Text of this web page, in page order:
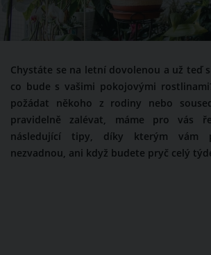
Chystáte se na letní dovolenou a už teď
co bude s vašimi pokojovými
požádat někoho z rodiny nebo
pravidelně zalévat, máme pro vás
následující tipy, díky kterým vám
nezvadnou, ani když budete pryč celý